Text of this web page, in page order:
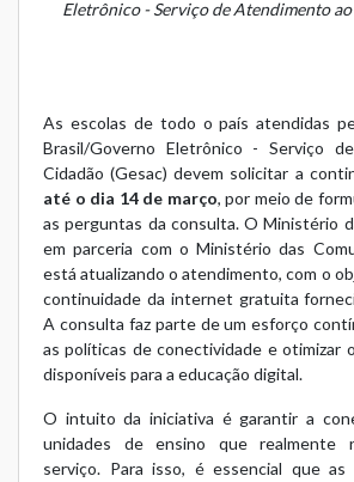
Eletrônico - Serviço de Atendimento ao
As escolas de todo o país atendidas
Brasil/Governo Eletrônico - Serviço
Cidadão (Gesac) devem solicitar a
até o dia 14 de março, por meio de
as perguntas da consulta. O Ministério
em parceria com o Ministério das
está atualizando o atendimento, com o
continuidade da internet gratuita
A consulta faz parte de um esforço
as políticas de conectividade e otimizar
disponíveis para a educação digital.
O intuito da iniciativa é garantir a
unidades de ensino que realmente
serviço. Para isso, é essencial que as